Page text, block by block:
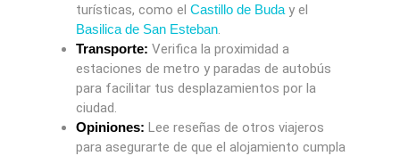
turísticas, como el Castillo de Buday el
Basilica de San Esteban.
Transporte: Verifica la proximidad a
estaciones de metro y paradas de autobús
para facilitar tus desplazamientos por la
ciudad.
Opiniones: Lee reseñas de otros viajeros
para asegurarte de que el alojamiento cumpla